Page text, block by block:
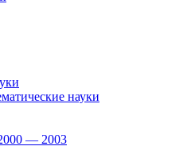
науки
— 2003